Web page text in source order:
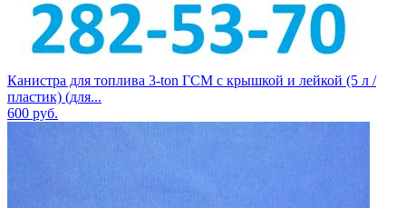
Канистра для топлива 3-ton ГСМ с крышкой и лейкой (5 л /
пластик) (для...
600 руб.